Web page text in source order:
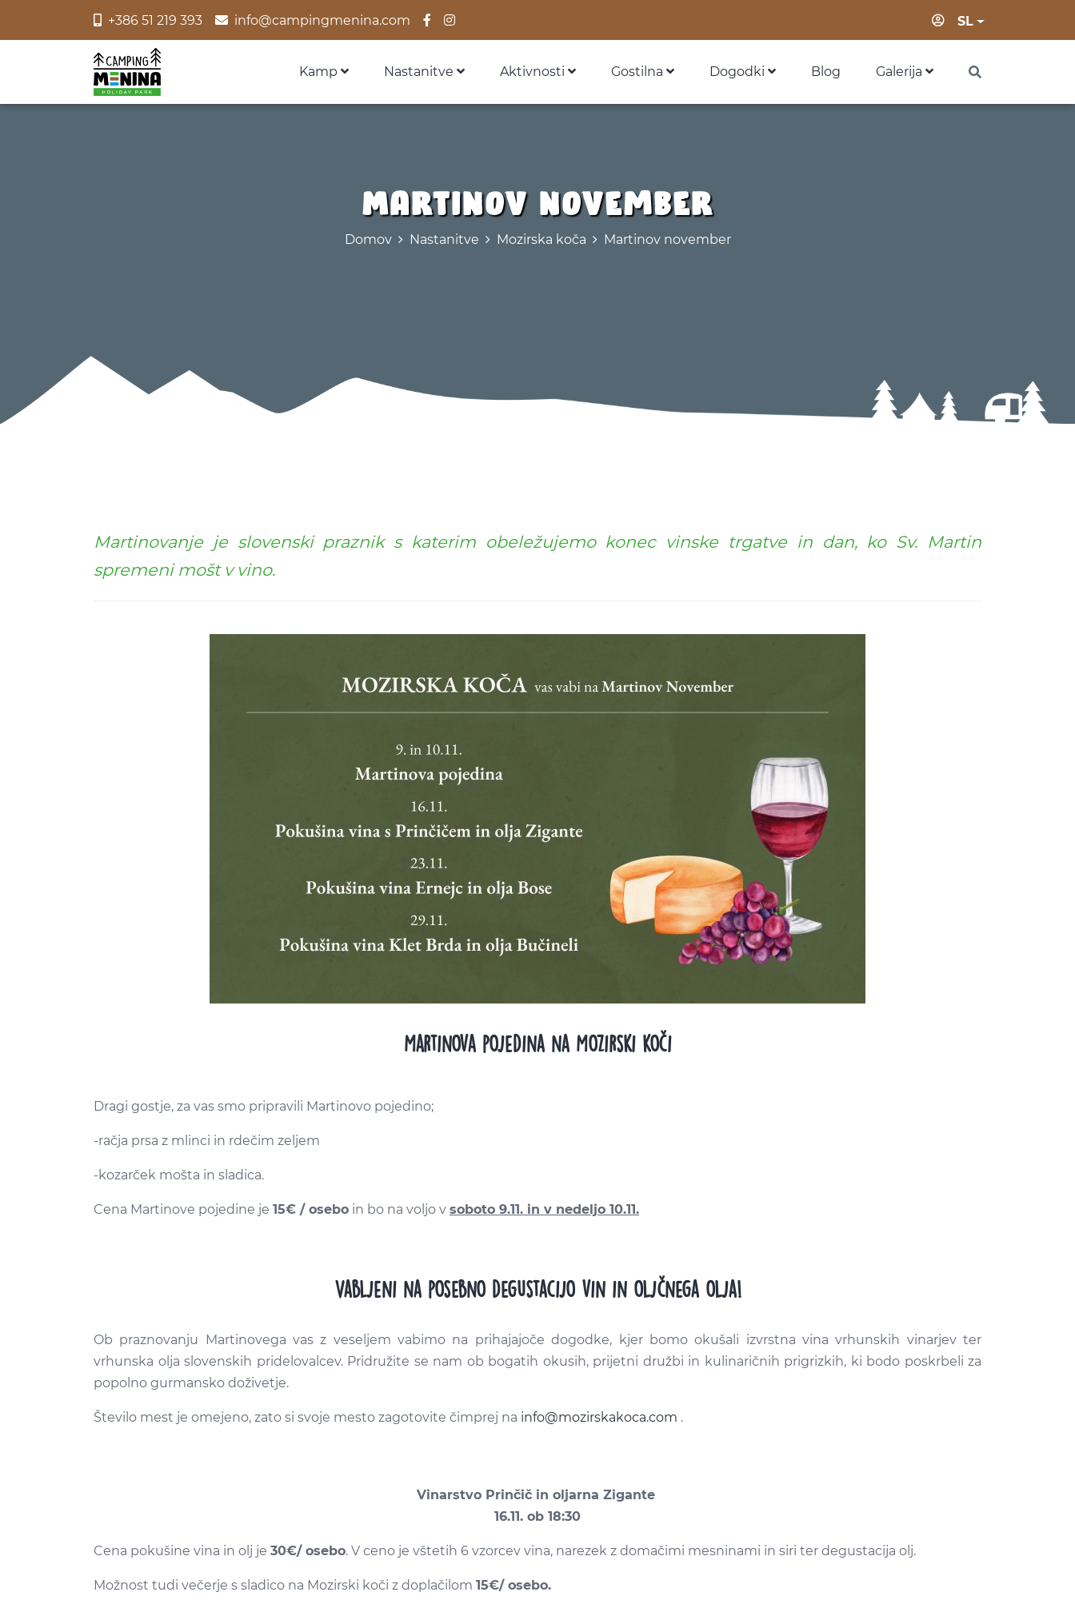
+386 51 219 393 info@campingmenina.com Prijava
SL
Kamp Nastanitve Aktivnosti Gostilna Dogodki Blog Galerija
Martinov november
Domov Nastanitve Mozirska koča Martinov november
Martinovanje je slovenski praznik s katerim obeležujemo konec vinske trgatve in dan, ko Sv. Martin
spremeni mošt v vino.
Martinova pojedina na Mozirski koči
Dragi gostje, za vas smo pripravili Martinovo pojedino;
-račja prsa z mlinci in rdečim zeljem
-kozarček mošta in sladica.
Cena Martinove pojedine je 15€ / osebo in bo na voljo v soboto 9.11. in v nedeljo 10.11.
Vabljeni na posebno degustacijo vin in oljčnega olja!
Ob praznovanju Martinovega vas z veseljem vabimo na prihajajoče dogodke, kjer bomo okušali izvrstna vina vrhunskih vinarjev ter
vrhunska olja slovenskih pridelovalcev. Pridružite se nam ob bogatih okusih, prijetni družbi in kulinaričnih prigrizkih, ki bodo poskrbeli za
popolno gurmansko doživetje.
Število mest je omejeno, zato si svoje mesto zagotovite čimprej na info@mozirskakoca.com .
Vinarstvo Prinčič in oljarna Zigante
16.11. ob 18:30
Cena pokušine vina in olj je 30€/ osebo. V ceno je vštetih 6 vzorcev vina, narezek z domačimi mesninami in siri ter degustacija olj.
Možnost tudi večerje s sladico na Mozirski koči z doplačilom 15€/ osebo.